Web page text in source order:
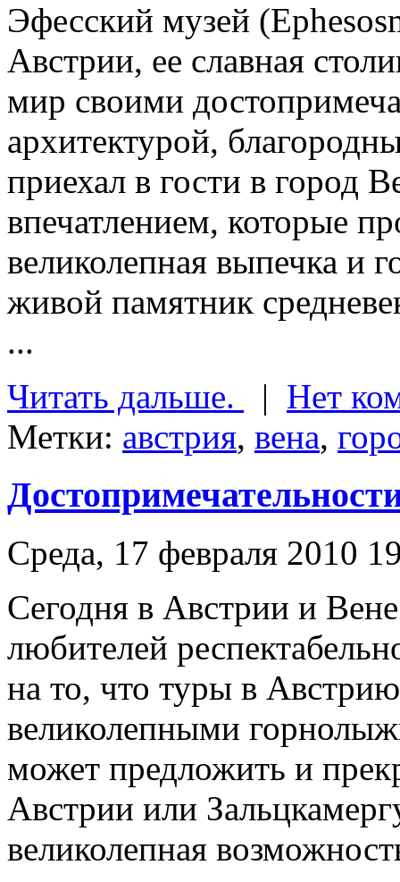
Эфесский музей
Австрии, ее славная
мир своими
архитектурой,
приехал в гости в город
впечатлением, которые
великолепная выпечка и
живой памятник
...
Читать дальше.
| Нет
Метки: австрия, вена,
Среда, 17 февраля 2010
Сегодня в Австрии и
любителей
на то, что туры в
великолепными
может предложить и
Австрии или
великолепная